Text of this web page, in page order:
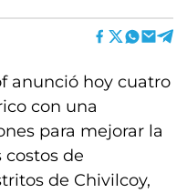
anunció hoy cuatro
con una
para mejorar la
de
de Chivilcoy,